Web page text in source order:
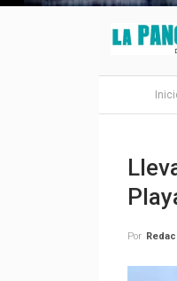
Por Redaccion